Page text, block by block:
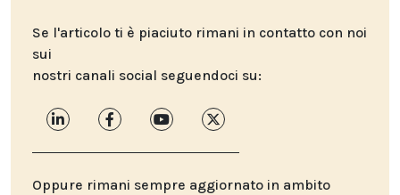
Se l'articolo ti è piaciuto rimani in contatto con noi
sui
nostri canali social seguendoci su:
Oppure rimani sempre aggiornato in ambito